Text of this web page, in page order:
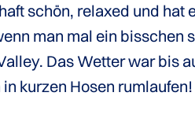
schön, relaxed und
man mal ein
Das Wetter war bis
kurzen Hosen rumlaufen!